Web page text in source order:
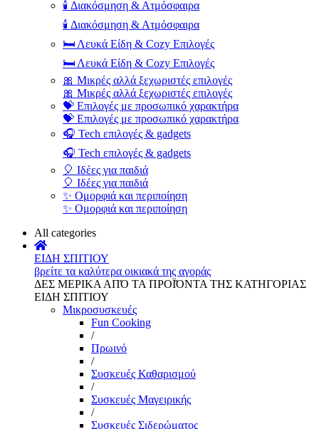
🕯️ Διακόσμηση & Ατμόσφαιρα
🕯️ Διακόσμηση & Ατμόσφαιρα
🛏️ Λευκά Είδη & Cozy Επιλογές
🛏️ Λευκά Είδη & Cozy Επιλογές
🎀 Μικρές αλλά ξεχωριστές επιλογές
🎀 Μικρές αλλά ξεχωριστές επιλογές
💝 Επιλογές με προσωπικό χαρακτήρα
💝 Επιλογές με προσωπικό χαρακτήρα
🎧 Tech επιλογές & gadgets
🎧 Tech επιλογές & gadgets
🎈 Ιδέες για παιδιά
🎈 Ιδέες για παιδιά
✨ Ομορφιά και περιποίηση
✨ Ομορφιά και περιποίηση
All categories
ΕΙΔΗ ΣΠΙΤΙΟΥ
βρείτε τα καλύτερα οικιακά της αγοράς
ΔΕΣ ΜΕΡΙΚΑ ΑΠΌ ΤΑ ΠΡΟΪΌΝΤΑ ΤΗΣ ΚΑΤΗΓΟΡΙΑΣ
ΕΙΔΗ ΣΠΙΤΙΟΥ
Μικροσυσκευές
Fun Cooking
/
Πρωινό
/
Συσκευές Καθαρισμού
/
Συσκευές Μαγειρικής
/
Συσκευές Σιδερώματος